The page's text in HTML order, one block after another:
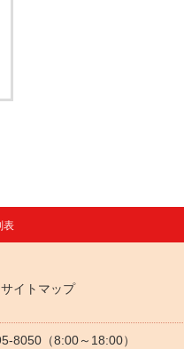
表
サイトマップ
8050（8:00～18:00）